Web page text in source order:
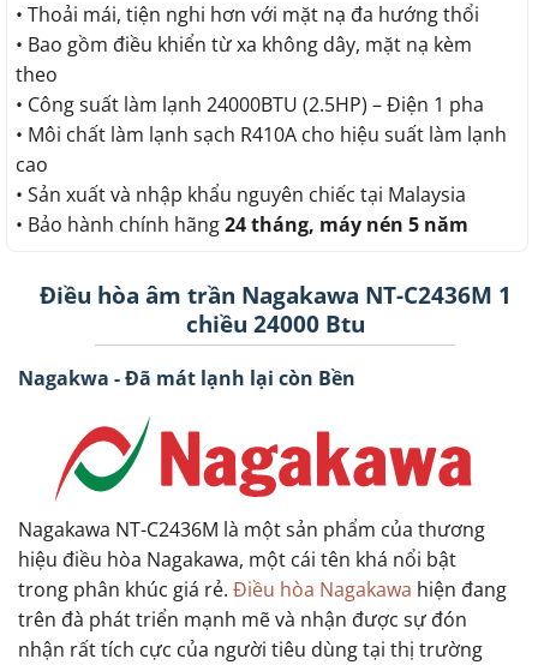
• Thoải mái, tiện nghi hơn với mặt nạ đa hướng thổi
• Bao gồm điều khiển từ xa không dây, mặt nạ kèm
theo
• Công suất làm lạnh 24000BTU (2.5HP) – Điện 1 pha
• Môi chất làm lạnh sạch R410A cho hiệu suất làm lạnh
cao
• Sản xuất và nhập khẩu nguyên chiếc tại Malaysia
• Bảo hành chính hãng24 tháng, máy nén 5 năm
Điều hòa âm trần Nagakawa NT-C2436M 1
chiều 24000 Btu
Nagakwa - Đã mát lạnh lại còn Bền
Nagakawa NT-C2436M là một sản phẩm của thương
hiệu điều hòa Nagakawa, một cái tên khá nổi bật
trong phân khúc giá rẻ. Điều hòa Nagakawa hiện đang
trên đà phát triển mạnh mẽ và nhận được sự đón
nhận rất tích cực của người tiêu dùng tại thị trường